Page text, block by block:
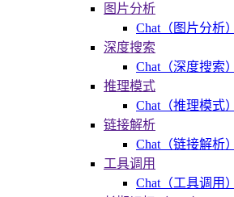
图片分析
Chat（图片分析）
深度搜索
Chat（深度搜索）
推理模式
Chat（推理模式）
链接解析
Chat（链接解析）
工具调用
Chat（工具调用）